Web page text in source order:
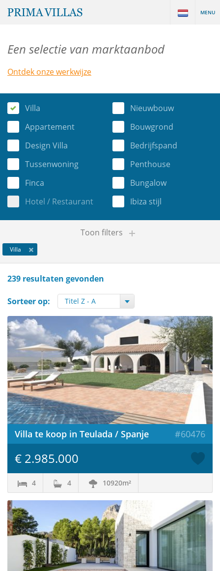
MENU
Een selectie van marktaanbod
Ontdek onze werkwijze
Villa
Nieuwbouw
Appartement
Bouwgrond
Design Villa
Bedrijfspand
Tussenwoning
Penthouse
Finca
Bungalow
Hotel / Restaurant
Ibiza stijl
Toon filters
Villa
239 resultaten gevonden
Sorteer op:
Villa te koop in Teulada / Spanje #60476
€ 2.985.000
4 4 10920m²